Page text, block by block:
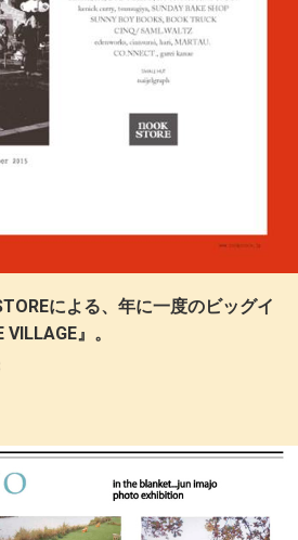
による、年に一度のビッグイ
』。